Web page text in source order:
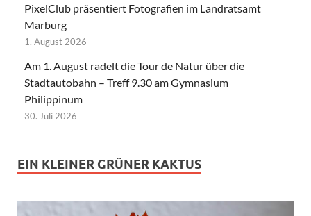
PixelClub präsentiert Fotografien im Landratsamt
Marburg
1. August 2026
Am 1. August radelt die Tour de Natur über die
Stadtautobahn – Treff 9.30 am Gymnasium
Philippinum
30. Juli 2026
EIN KLEINER GRÜNER KAKTUS